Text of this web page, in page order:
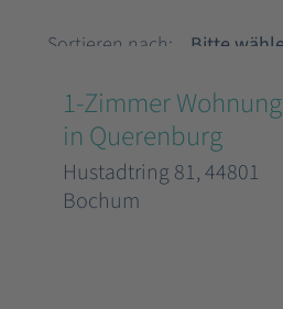
Sortieren nach:
1-Zimmer Wohnung
in Querenburg
Hustadtring 81, 44801
Bochum